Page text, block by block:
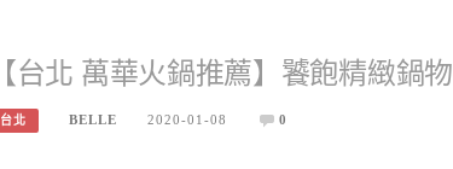
【台北 萬華火鍋推薦】饕飽精緻鍋物
台北 BELLE 2020-01-08 0